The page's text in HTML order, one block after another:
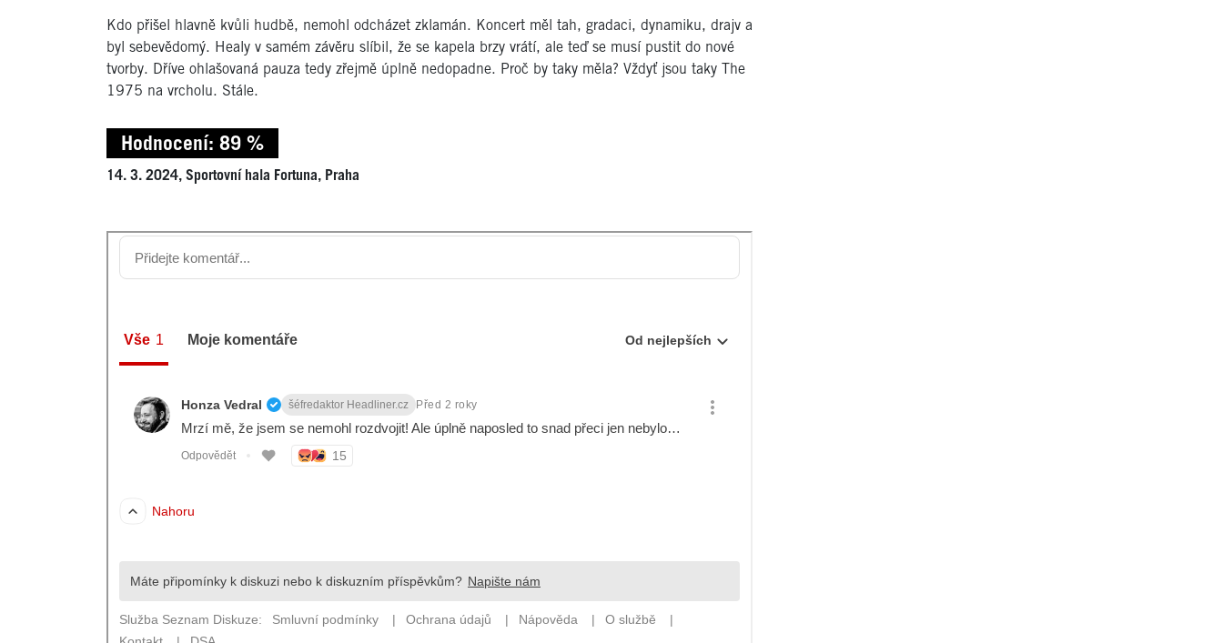
Kdo přišel hlavně kvůli hudbě, nemohl odcházet zklamán. Koncert měl tah, gradaci, dynamiku, drajv a
byl sebevědomý. Healy v samém závěru slíbil, že se kapela brzy vrátí, ale teď se musí pustit do nové
tvorby. Dříve ohlašovaná pauza tedy zřejmě úplně nedopadne. Proč by taky měla? Vždyť jsou taky The
1975 na vrcholu. Stále.
Hodnocení: 89 %
14. 3. 2024, Sportovní hala Fortuna, Praha